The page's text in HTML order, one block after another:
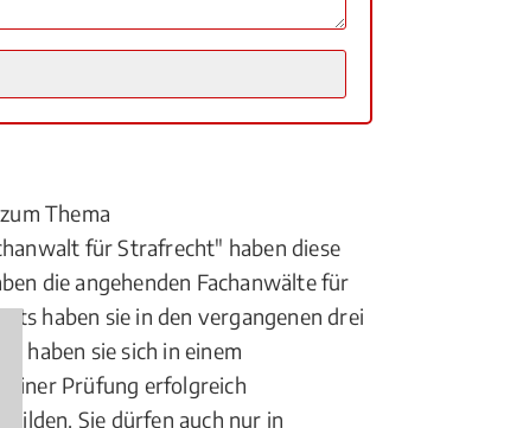
Thema
für Strafrecht" haben diese
die angehenden Fachanwälte für
haben sie in den vergangenen drei
haben sie sich in einem
Prüfung erfolgreich
Sie dürfen auch nur in